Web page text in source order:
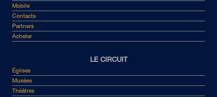
Mobile
Contacts
Partners
Acheter
LE CIRCUIT
Églises
Musées
Théâtres